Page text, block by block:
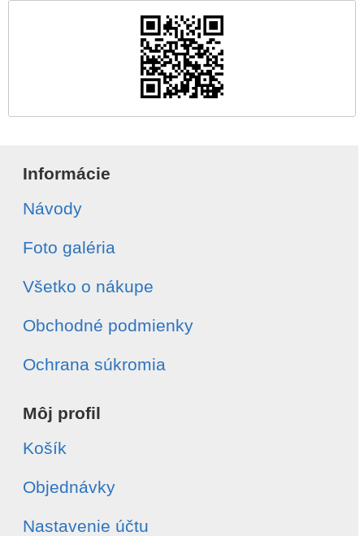
Informácie
Návody
Foto galéria
Všetko o nákupe
Obchodné podmienky
Ochrana súkromia
Môj profil
Košík
Objednávky
Nastavenie účtu